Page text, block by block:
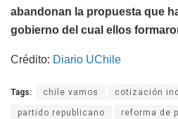
abandonan la propuesta que
gobierno del cual ellos
Crédito: Diario UChile
Tags: chile vamos cotización
partido republicano reforma de